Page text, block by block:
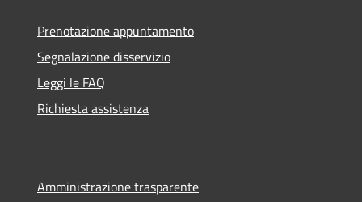
Prenotazione appuntamento
Segnalazione disservizio
Leggi le FAQ
Richiesta assistenza
Amministrazione trasparente